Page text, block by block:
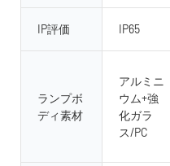
IP評価 IP65
ランプボ
ディ素材
アルミニ
ウム+強
化ガラ
ス/PC